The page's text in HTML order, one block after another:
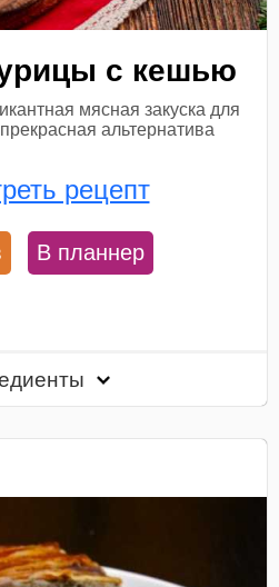
с кешью
мясная закуска для
альтернатива
рецепт
В планнер